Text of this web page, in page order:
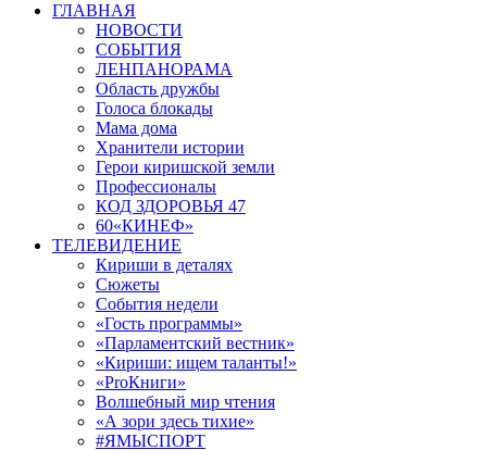
ГЛАВНАЯ
НОВОСТИ
СОБЫТИЯ
ЛЕНПАНОРАМА
Область дружбы
Голоса блокады
Мама дома
Хранители истории
Герои киришской земли
Профессионалы
КОД ЗДОРОВЬЯ 47
60«КИНЕФ»
ТЕЛЕВИДЕНИЕ
Кириши в деталях
Сюжеты
События недели
«Гость программы»
«Парламентский вестник»
«Кириши: ищем таланты!»
«ProКниги»
Волшебный мир чтения
«А зори здесь тихие»
#ЯМЫСПОРТ